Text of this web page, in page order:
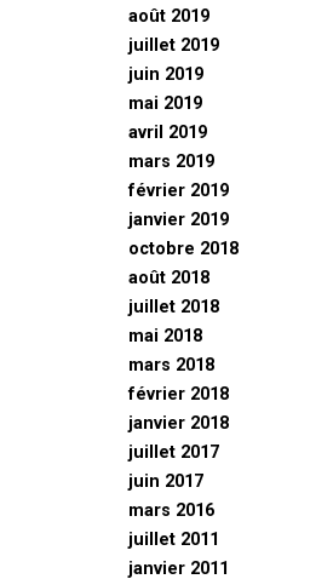
août 2019
juillet 2019
juin 2019
mai 2019
avril 2019
mars 2019
février 2019
janvier 2019
octobre 2018
août 2018
juillet 2018
mai 2018
mars 2018
février 2018
janvier 2018
juillet 2017
juin 2017
mars 2016
juillet 2011
janvier 2011